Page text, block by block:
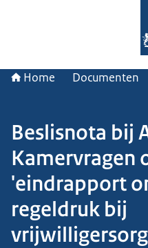
Home Documenten
Beslisnota bij
Kamervragen
'eindrapport
regeldruk bij